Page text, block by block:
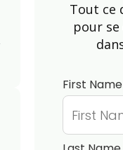
Tout ce
pour
First Name